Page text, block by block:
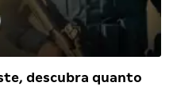
descubra quanto